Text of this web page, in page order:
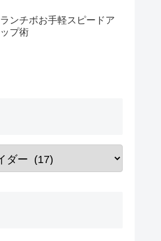
ランチボお手軽スピードア
ップ術